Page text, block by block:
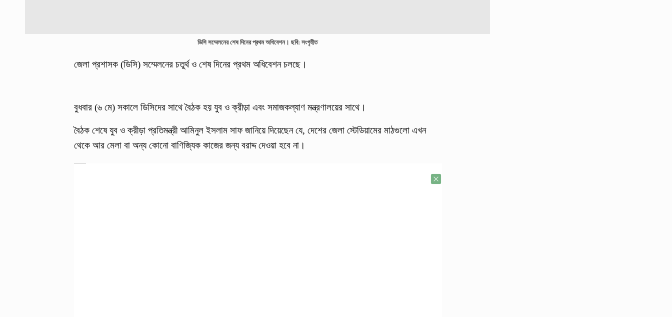
ডিসি সম্মেলনের শেষ দিনের প্রথম অধিবেশন। ছবি: সংগৃহীত
জেলা প্রশাসক (ডিসি) সম্মেলনের চতুর্থ ও শেষ দিনের প্রথম অধিবেশন চলছে।
বুধবার (৬ মে) সকালে ডিসিদের সাথে বৈঠক হয় যুব ও ক্রীড়া এবং সমাজকল্যাণ মন্ত্রণালয়ের সাথে।
বৈঠক শেষে যুব ও ক্রীড়া প্রতিমন্ত্রী আমিনুল ইসলাম সাফ জানিয়ে দিয়েছেন যে, দেশের জেলা স্টেডিয়ামের মাঠগুলো এখন
থেকে আর মেলা বা অন্য কোনো বাণিজ্যিক কাজের জন্য বরাদ্দ দেওয়া হবে না।